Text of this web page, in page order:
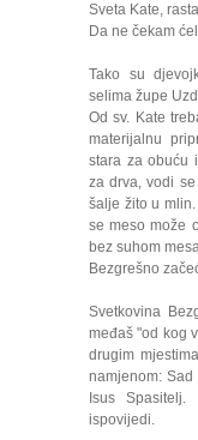
Sveta Kate,
Da ne čekam
Tako su
selima župe
Od sv. Kate
materijalnu
stara za obuću
za drva, vodi
šalje žito u
se meso može
bez suhom
Bezgrešno
Svetkovina
međaš "od kog
drugim
namjenom:
Isus
ispovijedi.